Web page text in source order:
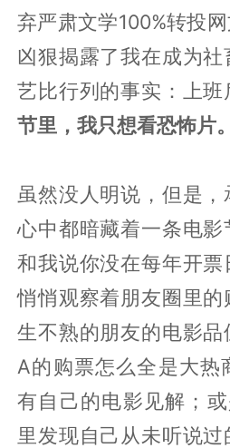
弃严肃文学100%转投
凶狠揭露了我在成为
艺比行列的事实：上班
节里，我只想看恐怖片。
虽然没人明说，但是
心中都暗藏着一条电
和我说你没在每年开
悄悄观察着朋友圈里
生不熟的朋友的电影
A的购票怎么全是大热
有自己的电影见解；
里发现自己从未听说